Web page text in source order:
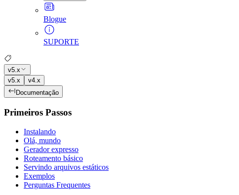
Blogue
SUPORTE
v5.x
v5.x
v4.x
Documentação
Primeiros Passos
Instalando
Olá, mundo
Gerador expresso
Roteamento básico
Servindo arquivos estáticos
Exemplos
Perguntas Frequentes